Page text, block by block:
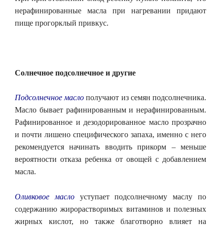
нерафинированные масла при нагревании придают
пище прогорклый привкус.
Солнечное подсолнечное и другие
Подсолнечное масло получают из семян подсолнечника.
Масло бывает рафинированным и нерафинированным.
Рафинированное и дезодорированное масло прозрачно
и почти лишено специфического запаха, именно с него
рекомендуется начинать вводить прикорм – меньше
вероятности отказа ребенка от овощей с добавлением
масла.
Оливковое масло уступает подсолнечному маслу по
содержанию жирорастворимых витаминов и полезных
жирных кислот, но также благотворно влияет на